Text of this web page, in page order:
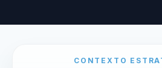
CONTEXTO